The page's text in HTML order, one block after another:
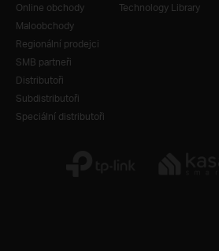
Online obchody
Maloobchody
Regionální prodejci
SMB partneři
Distributoři
Subdistributoři
Speciální distributoři
Technology Library